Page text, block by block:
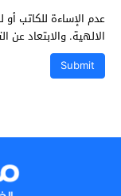
عدم الإساءة للكاتب
الالهية. والابتعاد